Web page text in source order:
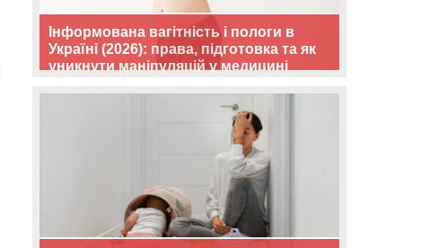
Інформована вагітність і пологи в
Україні (2026): права, підготовка та як
уникнути маніпуляцій у медицині